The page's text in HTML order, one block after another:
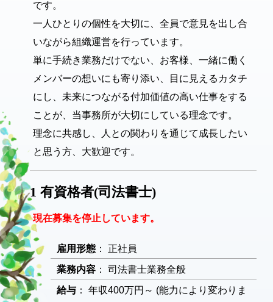
です。
一人ひとりの個性を大切に、全員で意見を出し合
いながら組織運営を行っています。
単に手続き業務だけでない、お客様、一緒に働く
メンバーの想いにも寄り添い、目に見えるカタチ
にし、未来につながる付加価値の高い仕事をする
ことが、当事務所が大切にしている理念です。
理念に共感し、人との関わりを通じて成長したい
と思う方、大歓迎です。
1 有資格者(司法書士)
現在募集を停止しています。
雇用形態 ： 正社員
業務内容 ： 司法書士業務全般
給与 ： 年収400万円～ (能力により変わりま